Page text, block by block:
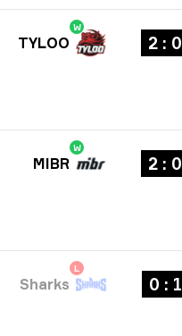
W
TYLOO 2 : 0
W
MIBR 2 : 0
L
Sharks 0 : 1